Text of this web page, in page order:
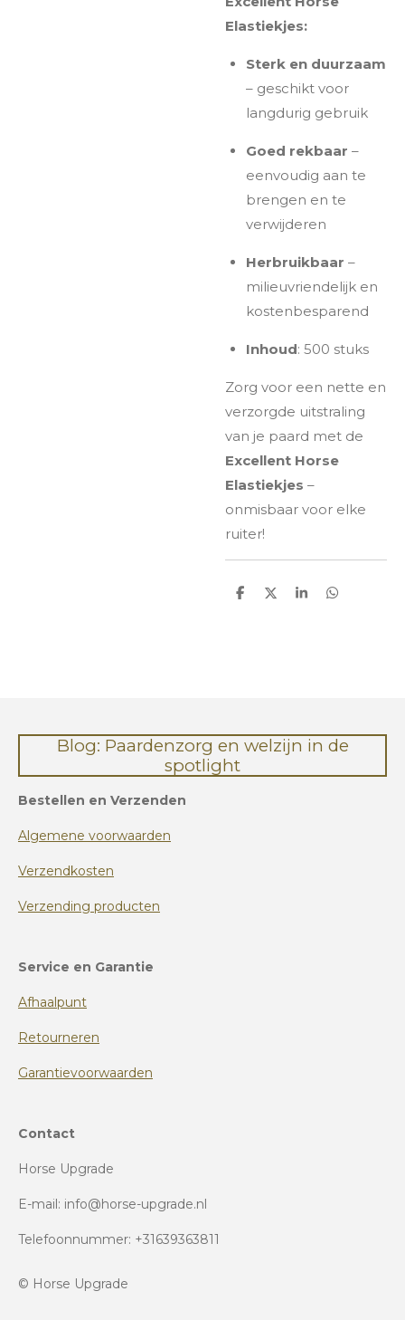
Elastiekjes:
Sterk en duurzaam
– geschikt voor
langdurig gebruik
Goed rekbaar –
eenvoudig aan te
brengen en te
verwijderen
Herbruikbaar –
milieuvriendelijk en
kostenbesparend
Inhoud: 500 stuks
Zorg voor een nette en
verzorgde uitstraling
van je paard met de
Excellent Horse
Elastiekjes –
onmisbaar voor elke
ruiter!
D
D
S
D
Blog: Paardenzorg en welzijn in de
spotlight
Bestellen en Verzenden
Algemene voorwaarden
Verzendkosten
Verzending producten
Service en Garantie
Afhaalpunt
Retourneren
Garantievoorwaarden
Contact
Horse Upgrade
E-mail: info@horse-upgrade.nl
Telefoonnummer: +31639363811
© Horse Upgrade